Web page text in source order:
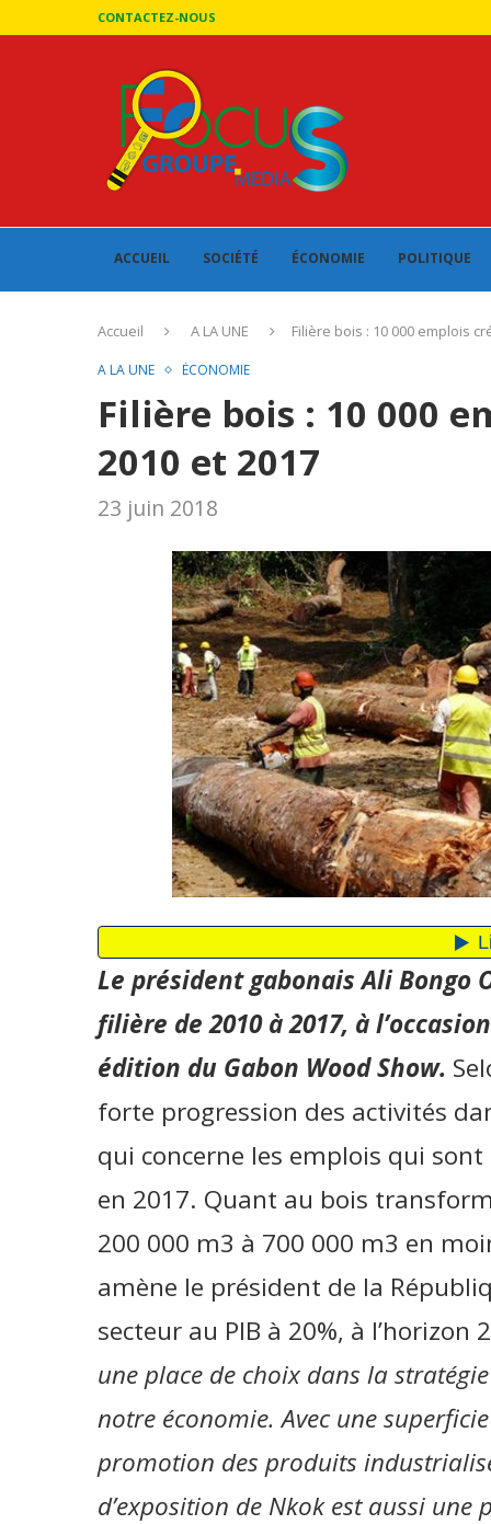
CONTACTEZ-NOUS
ACCUEIL SOCIÉTÉ ÉCONOMIE POLITIQUE
Accueil A LA UNE Filière bois : 10 000 emplois
A LA UNE ÉCONOMIE
Filière bois : 10 000
2010 et 2017
23 juin 2018
Le président gabonais Ali Bongo
filière de 2010 à 2017, à
édition du Gabon Wood Show.
forte progression des activités
qui concerne les emplois qui
en 2017. Quant au bois
200 000 m3 à 700 000 m3 en
amène le président de la
secteur au PIB à 20%, à l’horizon
une place de choix dans la
notre économie. Avec une
promotion des produits
d’exposition de Nkok est aussi